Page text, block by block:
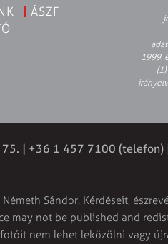
ÁSZF
1999.
75. | +36 1 457 7100
Sándor. Kérdéseit,
may not be published and
nem lehet leközölni vagy